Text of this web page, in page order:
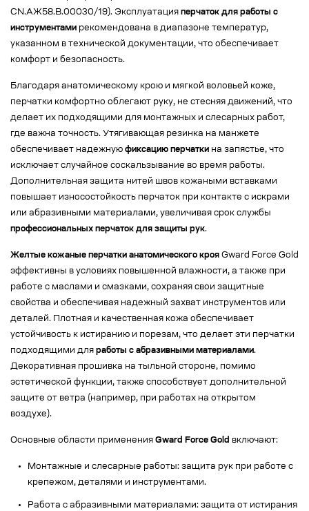
CN.АЖ58.В.00030/19). Эксплуатация перчаток для работы с
инструментами рекомендована в диапазоне температур,
указанном в технической документации, что обеспечивает
комфорт и безопасность.
Благодаря анатомическому крою и мягкой воловьей коже,
перчатки комфортно облегают руку, не стесняя движений, что
делает их подходящими для монтажных и слесарных работ,
где важна точность. Утягивающая резинка на манжете
обеспечивает надежную фиксацию перчатки на запястье, что
исключает случайное соскальзывание во время работы.
Дополнительная защита нитей швов кожаными вставками
повышает износостойкость перчаток при контакте с искрами
или абразивными материалами, увеличивая срок службы
профессиональных перчаток для защиты рук.
Желтые кожаные перчатки анатомического кроя Gward Force Gold
эффективны в условиях повышенной влажности, а также при
работе с маслами и смазками, сохраняя свои защитные
свойства и обеспечивая надежный захват инструментов или
деталей. Плотная и качественная кожа обеспечивает
устойчивость к истиранию и порезам, что делает эти перчатки
подходящими для работы с абразивными материалами.
Декоративная прошивка на тыльной стороне, помимо
эстетической функции, также способствует дополнительной
защите от ветра (например, при работах на открытом
воздухе).
Основные области применения Gward Force Gold включают:
Монтажные и слесарные работы: защита рук при работе с
крепежом, деталями и инструментами.
Работа с абразивными материалами: защита от истирания